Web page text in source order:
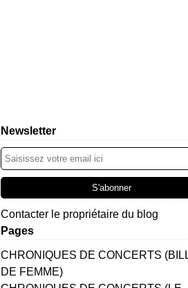
Newsletter
Contacter le propriétaire du blog
Pages
CHRONIQUES DE CONCERTS
DE FEMME)